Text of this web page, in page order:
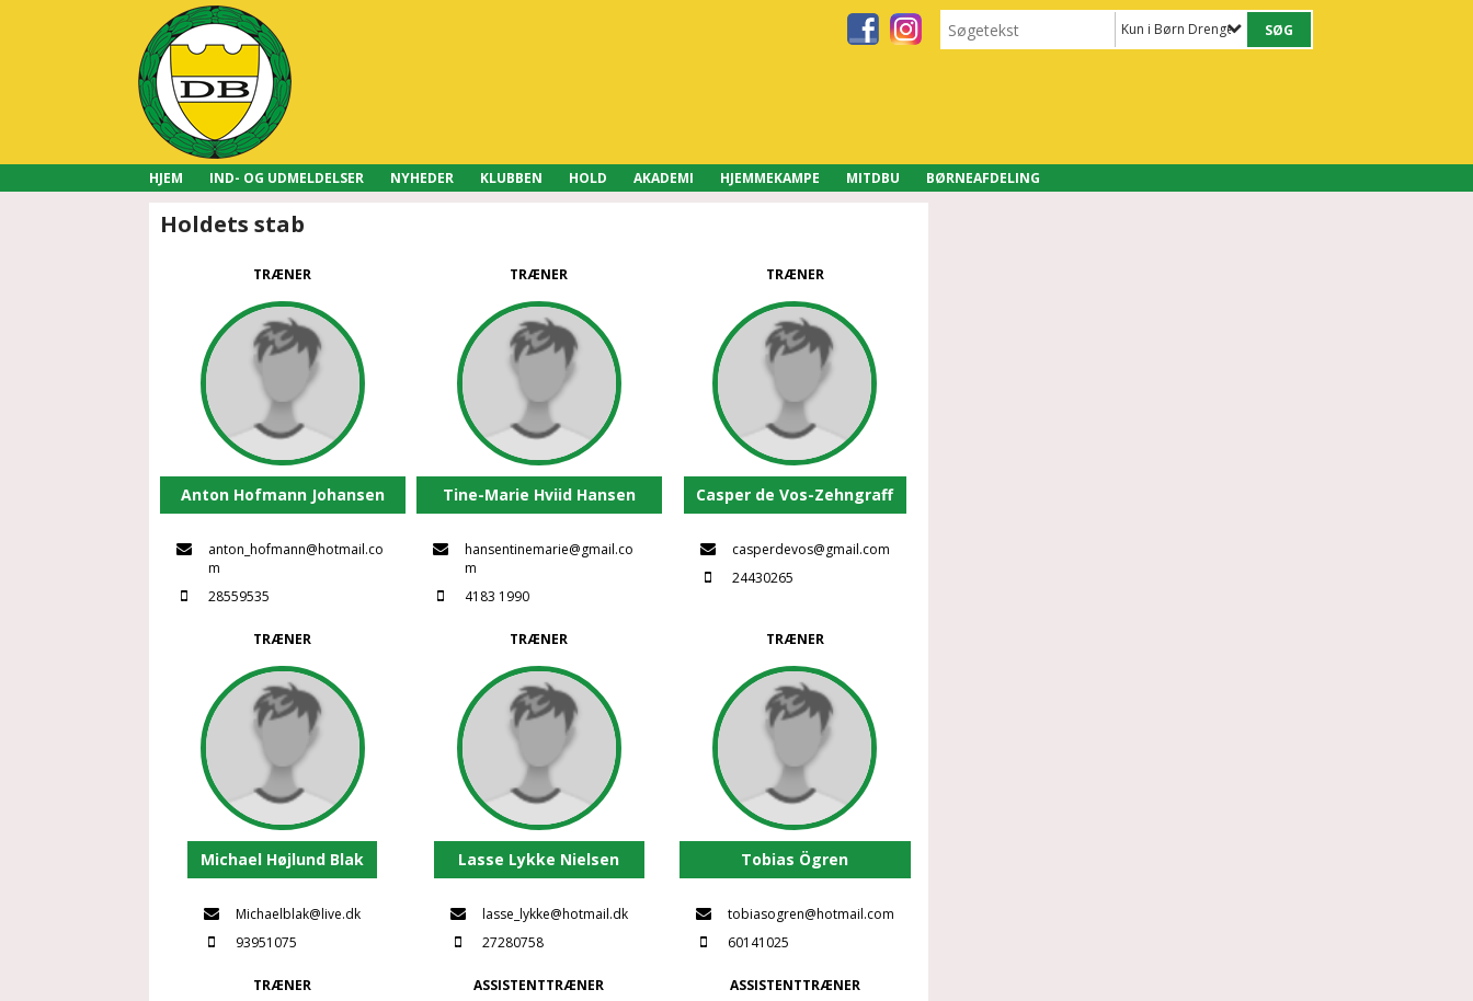
Kun i Børn Drenge
HJEM IND- OG UDMELDELSER NYHEDER KLUBBEN HOLD AKADEMI HJEMMEKAMPE MITDBU BØRNEAFDELING
Holdets stab
TRÆNER
Anton Hofmann Johansen
anton_hofmann@hotmail.co
m
28559535
TRÆNER
Tine-Marie Hviid Hansen
hansentinemarie@gmail.co
m
4183 1990
TRÆNER
Casper de Vos-Zehngraff
casperdevos@gmail.com
24430265
TRÆNER
Michael Højlund Blak
Michaelblak@live.dk
93951075
TRÆNER
Lasse Lykke Nielsen
lasse_lykke@hotmail.dk
27280758
TRÆNER
Tobias Ögren
tobiasogren@hotmail.com
60141025
TRÆNER ASSISTENTTRÆNER ASSISTENTTRÆNER